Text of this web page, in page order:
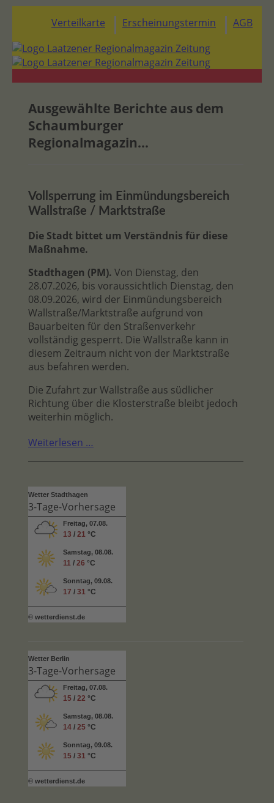
Verteilkarte Erscheinungstermin AGB
Ausgewählte Berichte aus dem
Schaumburger
Regionalmagazin...
Vollsperrung im Einmündungsbereich
Wallstraße / Marktstraße
Die Stadt bittet um Verständnis für diese
Maßnahme.
Stadthagen (PM). Von Dienstag, den
28.07.2026, bis voraussichtlich Dienstag, den
08.09.2026, wird der Einmündungsbereich
Wallstraße/Marktstraße aufgrund von
Bauarbeiten für den Straßenverkehr
vollständig gesperrt. Die Wallstraße kann in
diesem Zeitraum nicht von der Marktstraße
aus befahren werden.
Die Zufahrt zur Wallstraße aus südlicher
Richtung über die Klosterstraße bleibt jedoch
weiterhin möglich.
Weiterlesen …
Wetter Stadthagen
3-Tage-Vorhersage
Freitag, 07.08.
13 / 21 °C
Samstag, 08.08.
11 / 26 °C
Sonntag, 09.08.
17 / 31 °C
© wetterdienst.de
Wetter Berlin
3-Tage-Vorhersage
Freitag, 07.08.
15 / 22 °C
Samstag, 08.08.
14 / 25 °C
Sonntag, 09.08.
15 / 31 °C
© wetterdienst.de